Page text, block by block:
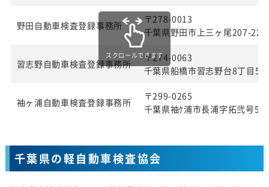
野田自動車検査登録事務所
〒278-0013
千葉県野田市上三ヶ尾207-22
習志野自動車検査登録事務所
〒274-0063
千葉県船橋市習志野台8丁目57
袖ヶ浦自動車検査登録事務所
〒299-0265
千葉県袖ｹ浦市長浦字拓弐号
スクロールできます
千葉県の軽自動車検査協会